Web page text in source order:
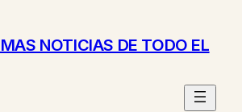
NOTICIAS DE TODO EL